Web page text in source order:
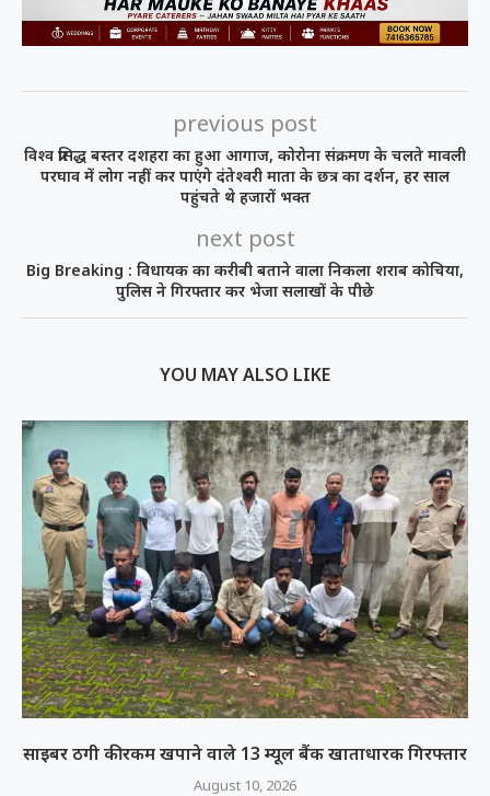
previous post
विश्व प्रसिद्ध बस्तर दशहरा का हुआ आगाज, कोरोना संक्रमण के चलते मावली
परघाव में लोग नहीं कर पाएंगे दंतेश्वरी माता के छत्र का दर्शन, हर साल
पहुंचते थे हजारों भक्त
next post
Big Breaking : विधायक का करीबी बताने वाला निकला शराब कोचिया,
पुलिस ने गिरफ्तार कर भेजा सलाखों के पीछे
YOU MAY ALSO LIKE
साइबर ठगी की रकम खपाने वाले 13 म्यूल बैंक खाताधारक गिरफ्तार
August 10, 2026